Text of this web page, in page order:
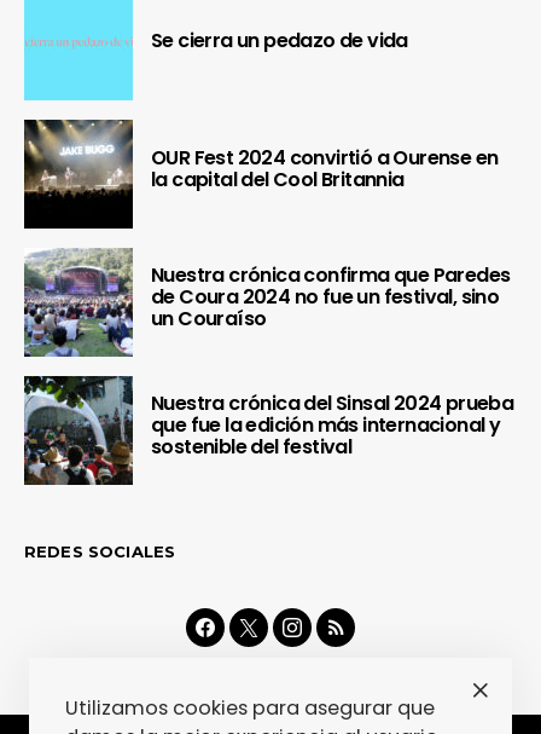
Se cierra un pedazo de vida
OUR Fest 2024 convirtió a Ourense en
la capital del Cool Britannia
Nuestra crónica confirma que Paredes
de Coura 2024 no fue un festival, sino
un Couraíso
Nuestra crónica del Sinsal 2024 prueba
que fue la edición más internacional y
sostenible del festival
REDES SOCIALES
Utilizamos cookies para asegurar que